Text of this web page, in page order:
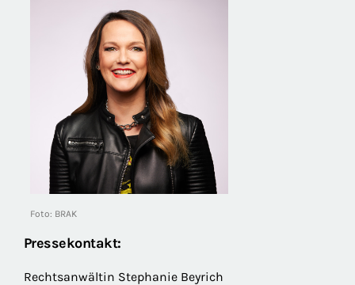
Foto: BRAK
Pressekontakt:
Rechtsanwältin Stephanie Beyrich